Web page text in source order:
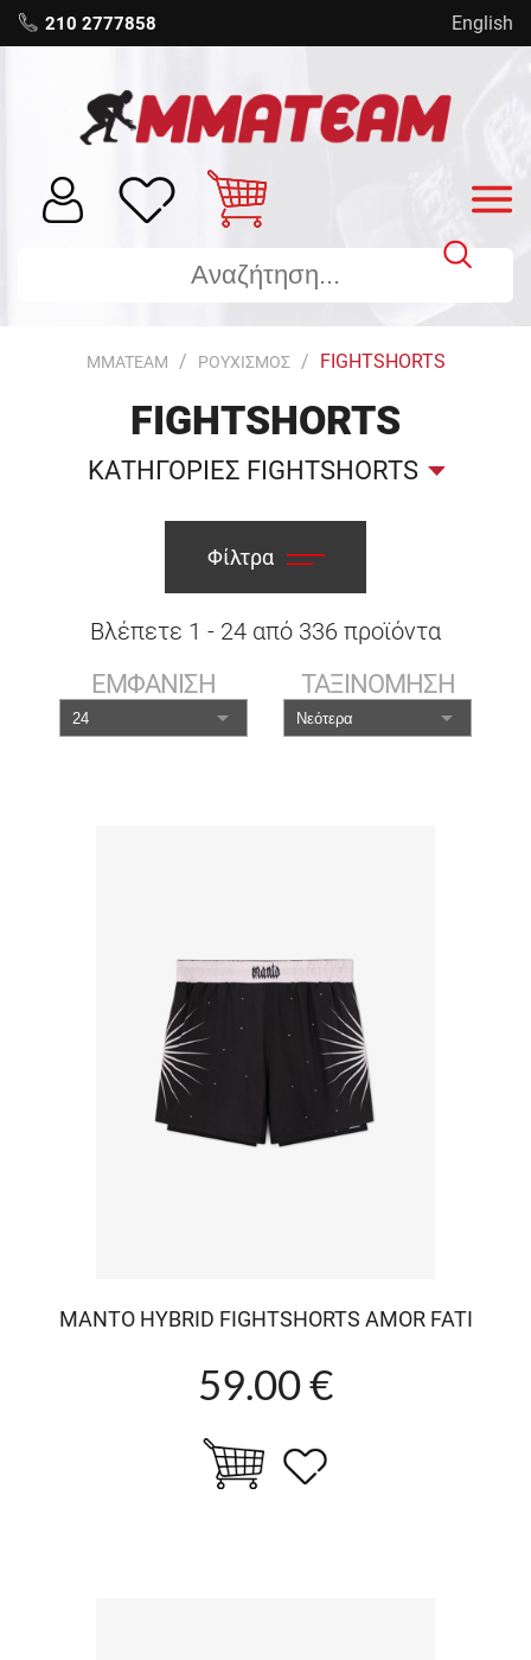
210 2777858 English
MMATEAM ΡΟΥΧΙΣΜΟΣ FIGHTSHORTS
FIGHTSHORTS
ΚΑΤΗΓΟΡΙΕΣ FIGHTSHORTS
Φίλτρα
Βλέπετε 1 - 24 από 336 προϊόντα
ΕΜΦΑΝΙΣΗ ΤΑΞΙΝΟΜΗΣΗ
MANTO HYBRID FIGHTSHORTS AMOR FATI
59.00 €